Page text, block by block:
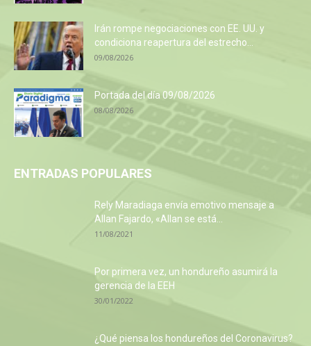
Irán rompe negociaciones con EE. UU. y
condiciona reapertura del estrecho...
09/08/2026
Portada del día 09/08/2026
08/08/2026
ENTRADAS POPULARES
Rely Maradiaga envía emotivo mensaje a
Allan Fajardo, «Allan se está...
11/08/2021
Por primera vez, un hondureño asumirá la
gerencia de la EEH
30/01/2022
¿Qué piensa los hondureños del Coronavirus?